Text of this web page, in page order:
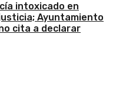
intoxicado en
Ayuntamiento
cita a declarar